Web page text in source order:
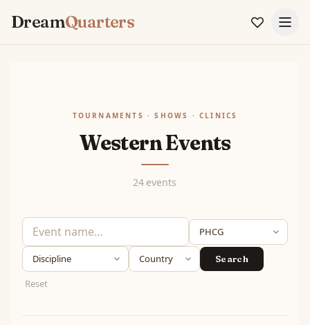
DreamQuarters
TOURNAMENTS · SHOWS · CLINICS
Western Events
24 events
Search
Reset